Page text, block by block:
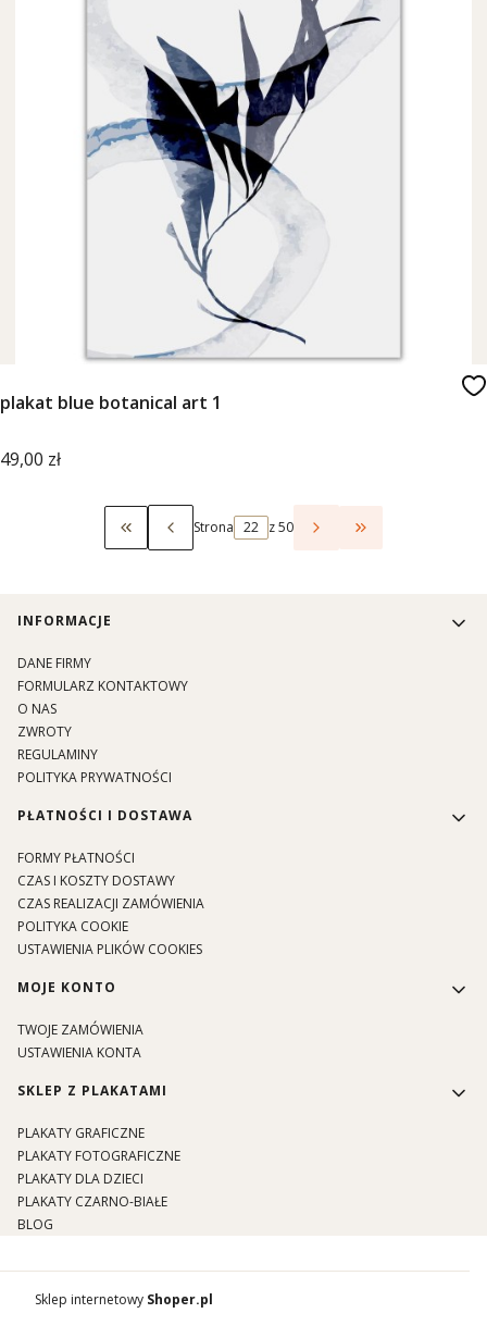
plakat blue botanical art 1
Cena
49,00 zł
Wróć do pierwszej strony z produktami
Strona z 50 Przejdź do
Linki w stopce
INFORMACJE
DANE FIRMY
FORMULARZ KONTAKTOWY
O NAS
ZWROTY
REGULAMINY
POLITYKA PRYWATNOŚCI
PŁATNOŚCI I DOSTAWA
FORMY PŁATNOŚCI
CZAS I KOSZTY DOSTAWY
CZAS REALIZACJI ZAMÓWIENIA
POLITYKA COOKIE
USTAWIENIA PLIKÓW COOKIES
MOJE KONTO
TWOJE ZAMÓWIENIA
USTAWIENIA KONTA
SKLEP Z PLAKATAMI
PLAKATY GRAFICZNE
PLAKATY FOTOGRAFICZNE
PLAKATY DLA DZIECI
PLAKATY CZARNO-BIAŁE
BLOG
Sklep internetowy Shoper.pl